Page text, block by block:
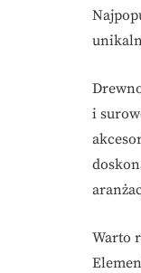
i
Warto